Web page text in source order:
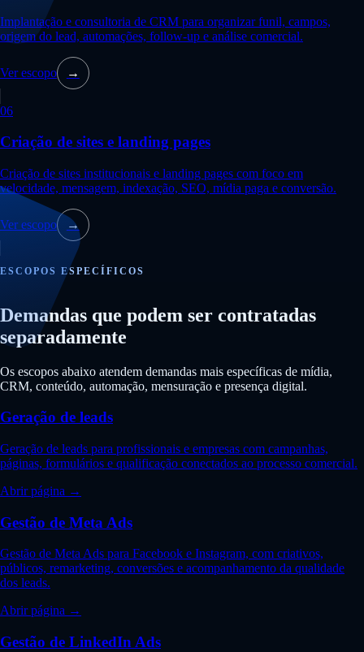
Implantação e consultoria de CRM para organizar funil, campos,
origem do lead, automações, follow-up e análise comercial.
Ver escopo →
06
Criação de sites e landing pages
Criação de sites institucionais e landing pages com foco em
velocidade, mensagem, indexação, SEO, mídia paga e conversão.
Ver escopo →
ESCOPOS ESPECÍFICOS
Demandas que podem ser contratadas
separadamente
Os escopos abaixo atendem demandas mais específicas de mídia,
CRM, conteúdo, automação, mensuração e presença digital.
Geração de leads
Geração de leads para profissionais e empresas com campanhas,
páginas, formulários e qualificação conectados ao processo comercial.
Abrir página →
Gestão de Meta Ads
Gestão de Meta Ads para Facebook e Instagram, com criativos,
públicos, remarketing, conversões e acompanhamento da qualidade
dos leads.
Abrir página →
Gestão de LinkedIn Ads